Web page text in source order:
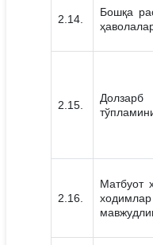
2.14.
Бошқа
2.15.
2.16.
Матбуот